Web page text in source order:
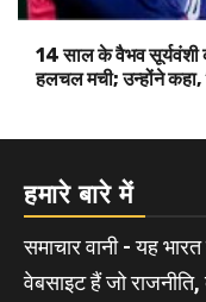
14 साल के वैभव सूर्यवंशी
हलचल मची; उन्होंने कहा,
हमारे बारे में
समाचार वानी - यह
वेबसाइट हैं जो